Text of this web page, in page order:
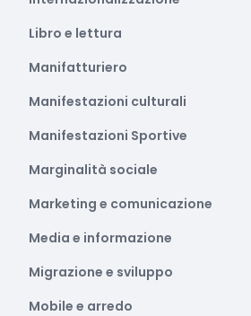
Libro e lettura
Manifatturiero
Manifestazioni culturali
Manifestazioni Sportive
Marginalità sociale
Marketing e comunicazione
Media e informazione
Migrazione e sviluppo
Mobile e arredo